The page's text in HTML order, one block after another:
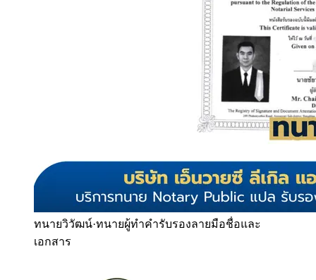
ทนายวิวัฒน์·ทนายผู้ทำคำรับรองลายมือชื่อและ
เอกสาร